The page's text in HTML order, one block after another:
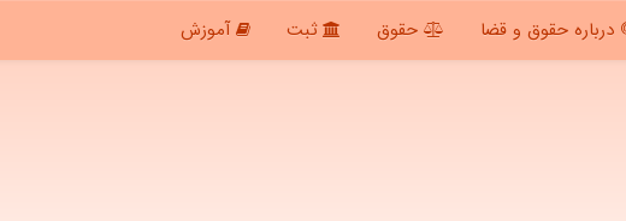
درباره حقوق و قضا حقوق ثبت آموزش